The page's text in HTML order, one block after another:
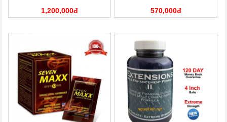
1,200,000đ 570,000đ